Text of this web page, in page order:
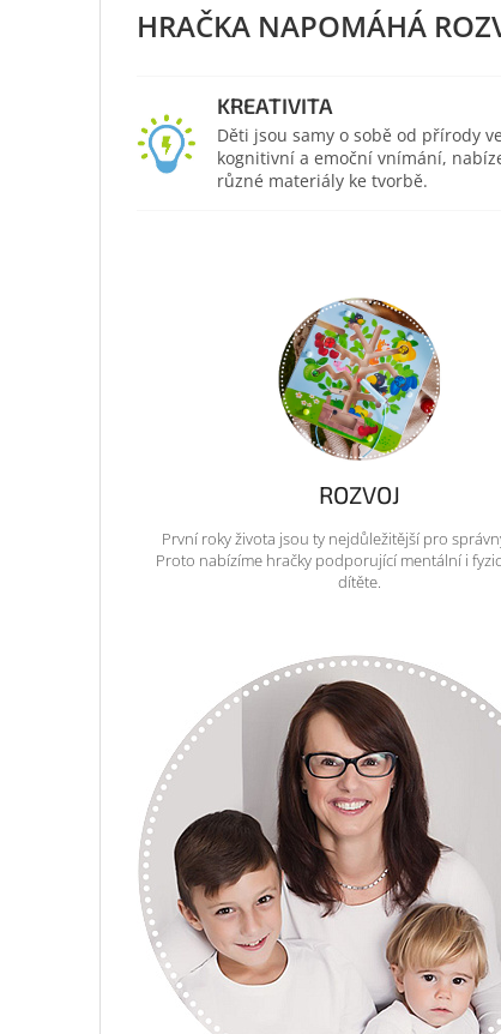
KREATIVITA
Děti jsou samy o sobě od přírody
kognitivní a emoční vnímání,
různé materiály ke tvorbě.
ROZVOJ
První roky života jsou ty nejdůležitější pro
Proto nabízíme hračky podporující mentální i
dítěte.